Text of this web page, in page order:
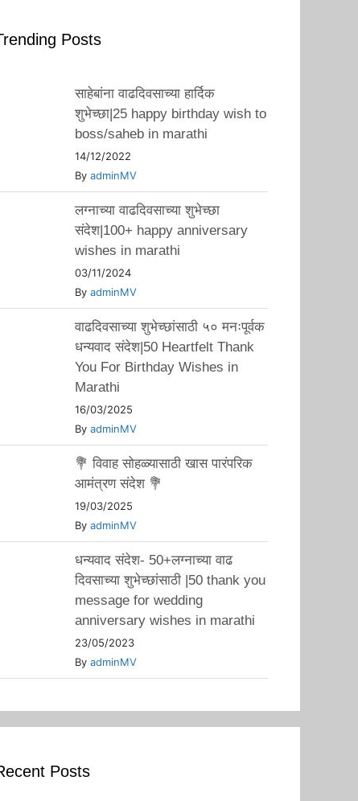
Posts
साहेबांना वाढदिवसाच्या हार्दिक
शुभेच्छा|25 happy birthday wish to
boss/saheb in marathi
14/12/2022
By adminMV
लग्नाच्या वाढदिवसाच्या शुभेच्छा
संदेश|100+ happy anniversary
wishes in marathi
03/11/2024
By adminMV
वाढदिवसाच्या शुभेच्छांसाठी ५० मनःपूर्वक
धन्यवाद संदेश|50 Heartfelt Thank
You For Birthday Wishes in
Marathi
16/03/2025
By adminMV
💐 विवाह सोहळ्यासाठी खास पारंपरिक
आमंत्रण संदेश 💐
19/03/2025
By adminMV
धन्यवाद संदेश- 50+लग्नाच्या वाढ
दिवसाच्या शुभेच्छांसाठी |50 thank you
message for wedding
anniversary wishes in marathi
23/05/2023
By adminMV
Posts